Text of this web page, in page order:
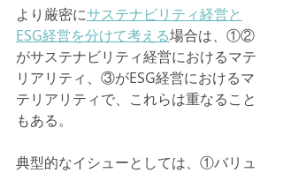
より厳密にサステナビリティ経営と
ESG経営を分けて考える場合は、①②
がサステナビリティ経営におけるマテ
リアリティ、③がESG経営におけるマ
テリアリティで、これらは重なること
もある。
典型的なイシューとしては、①バリュ